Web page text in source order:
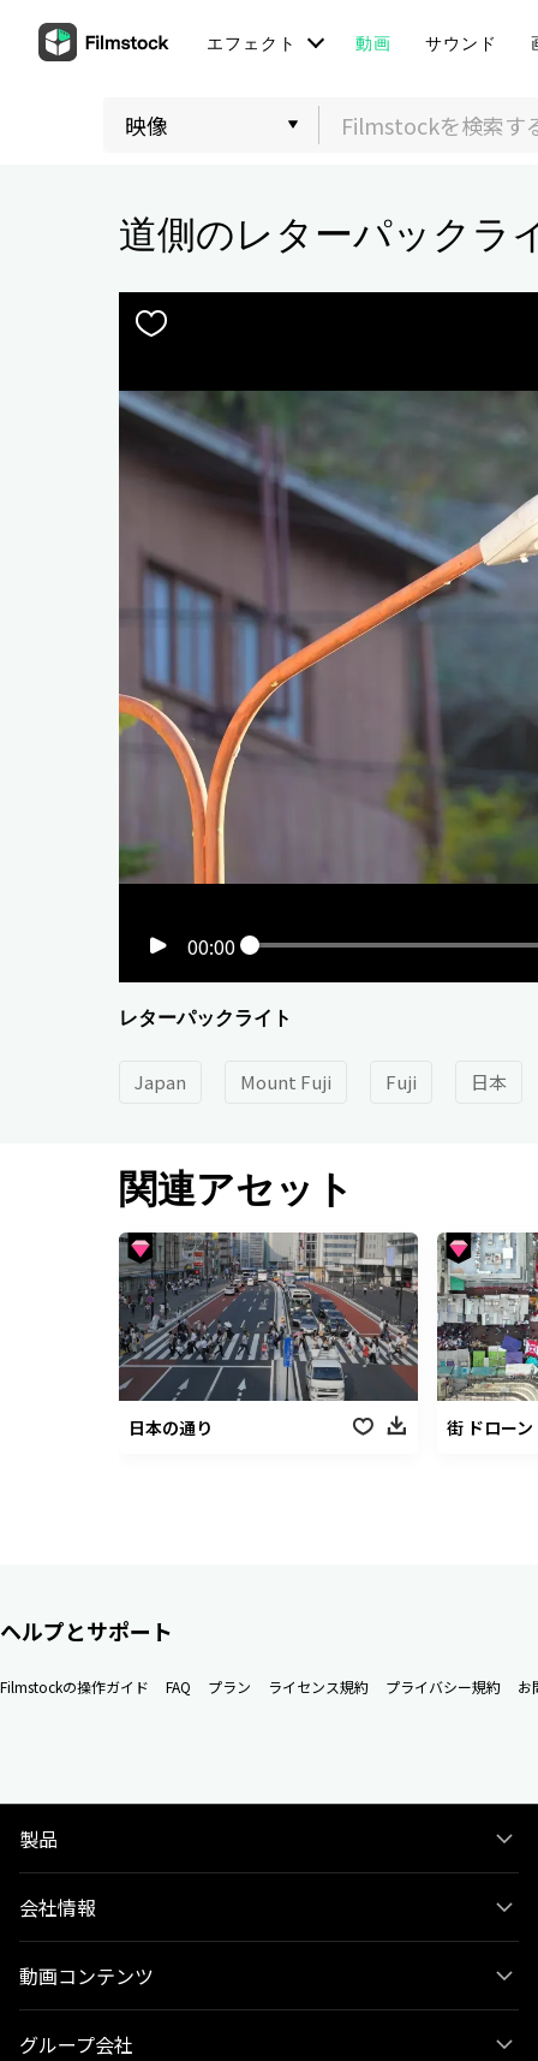
エフェクト 動画 サウンド
道側のレターパックラ
00:00
レターパックライト
Japan Mount Fuji Fuji 日本
関連アセット
日本の通り 街 ドローン
ヘルプとサポート
Filmstockの操作ガイド FAQ プラン ライセンス規約 プライバシー規約 お
製品
会社情報
動画コンテンツ
グループ会社